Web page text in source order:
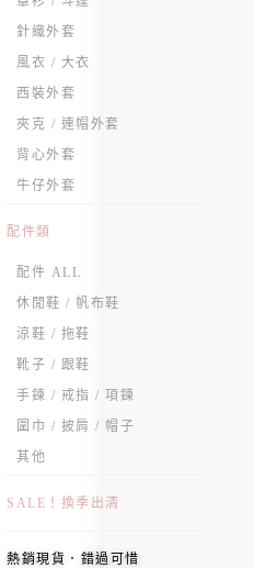
針織外套
風衣 / 大衣
西裝外套
夾克 / 連帽外套
背心外套
牛仔外套
配件類
配件 ALL
休閒鞋 / 帆布鞋
涼鞋 / 拖鞋
靴子 / 跟鞋
手鍊 / 戒指 / 項鍊
圍巾 / 披肩 / 帽子
其他
SALE！換季出清
熱銷現貨．錯過可惜